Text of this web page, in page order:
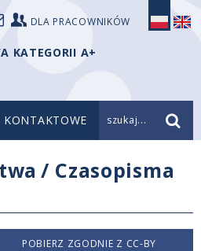
DLA PRACOWNIKÓW
KATEGORII A+
KONTAKTOWE szukaj...
/ Czasopisma
POBIERZ ZGODNIE Z CC-BY